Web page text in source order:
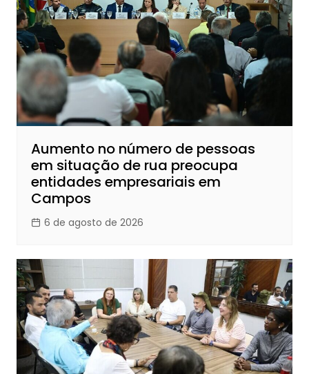
Aumento no número de pessoas
em situação de rua preocupa
entidades empresariais em
Campos
6 de agosto de 2026